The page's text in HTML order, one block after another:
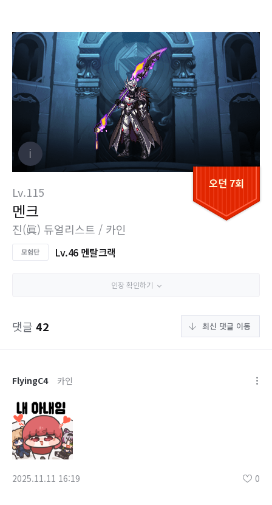
오던 7회
Lv.115
멘크
진(眞) 듀얼리스트 / 카인
Lv.46 멘탈크랙
인장 확인하기
댓글 42 최신 댓글 이동
FlyingC4 카인
2025.11.11 16:19 0